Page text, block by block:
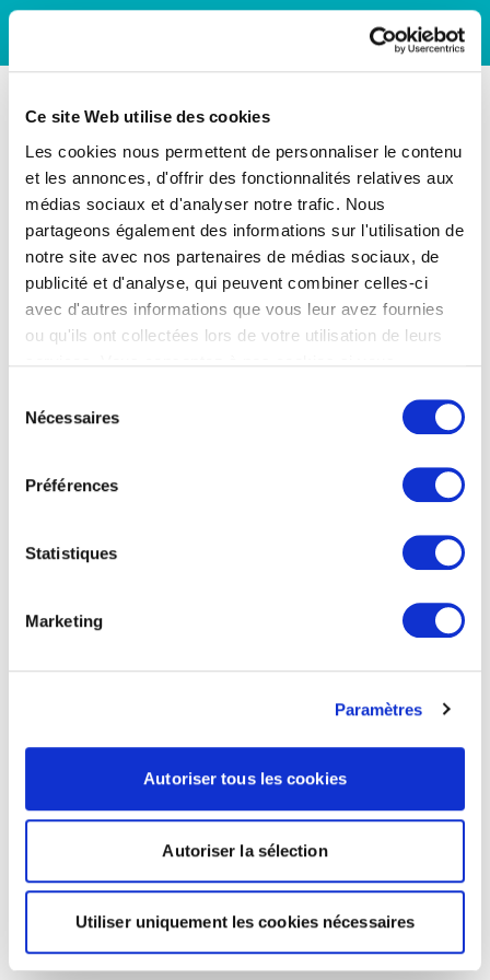
Ce site Web utilise des cookies
Les cookies nous permettent de personnaliser le contenu
et les annonces, d'offrir des fonctionnalités relatives aux
médias sociaux et d'analyser notre trafic. Nous
partageons également des informations sur l'utilisation de
notre site avec nos partenaires de médias sociaux, de
publicité et d'analyse, qui peuvent combiner celles-ci
avec d'autres informations que vous leur avez fournies
ou qu'ils ont collectées lors de votre utilisation de leurs
Nécessaires
Préférences
Statistiques
Marketing
Paramètres
Autoriser tous les cookies
Autoriser la sélection
Utiliser uniquement les cookies nécessaires